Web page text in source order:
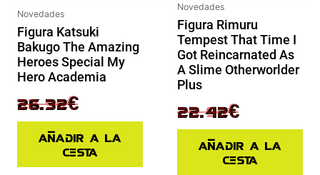
Novedades
Figura Katsuki
Bakugo The Amazing
Heroes Special My
Hero Academia
32.90€
26.32€
Añadir a la
cesta
Novedades
Figura Rimuru
Tempest That Time I
Got Reincarnated As
A Slime Otherworlder
Plus
29.90€
22.42€
Añadir a la
cesta